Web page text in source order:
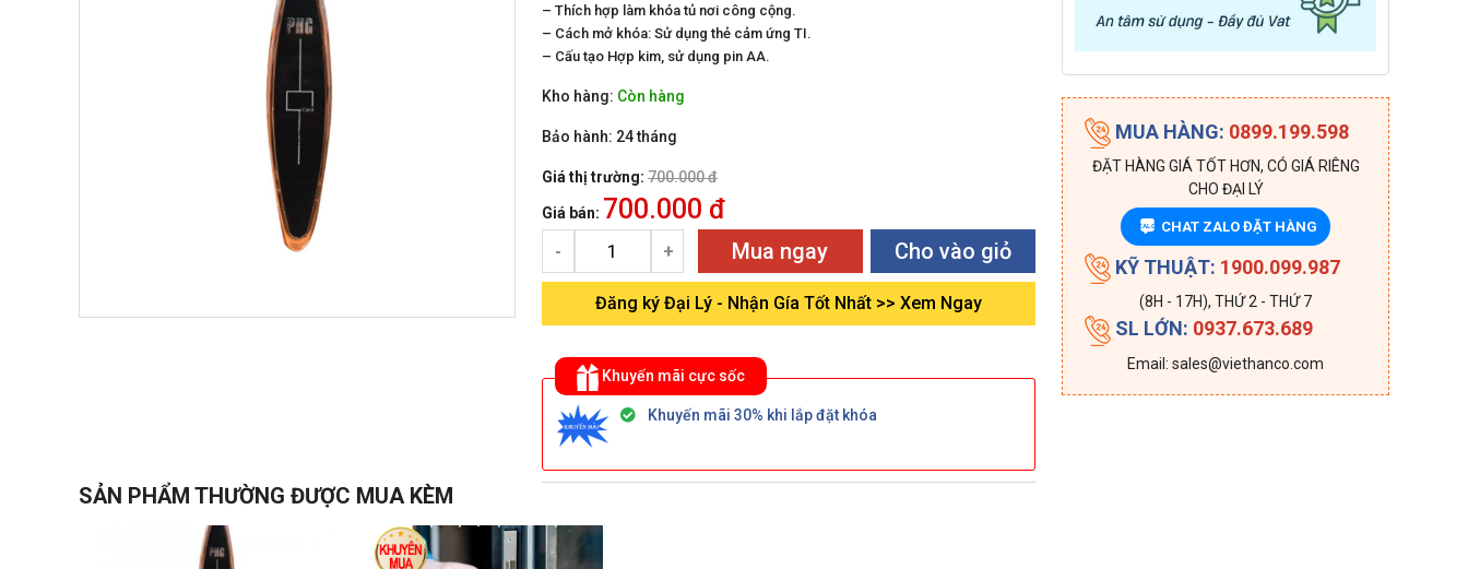
– Thích hợp làm khóa tủ nơi công cộng.
– Cách mở khóa: Sử dụng thẻ cảm ứng TI.
– Cấu tạo Hợp kim, sử dụng pin AA.
Kho hàng: Còn hàng
Bảo hành: 24 tháng
Giá thị trường: 700.000 đ
Giá bán: 700.000 đ
- + Mua ngay Cho vào giỏ
Đăng ký Đại Lý - Nhận Gía Tốt Nhất >> Xem Ngay
Khuyến mãi cực sốc
Khuyến mãi 30% khi lắp đặt khóa
MUA HÀNG: 0899.199.598
ĐẶT HÀNG GIÁ TỐT HƠN, CÓ GIÁ RIÊNG
CHO ĐẠI LÝ
ZALO CHAT ZALO ĐẶT HÀNG
KỸ THUẬT: 1900.099.987
(8H - 17H), THỨ 2 - THỨ 7
SL LỚN: 0937.673.689
Email: sales@viethanco.com
SẢN PHẨM THƯỜNG ĐƯỢC MUA KÈM